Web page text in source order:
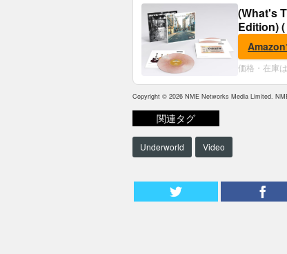
(What's
Edition)
Amazon
価格・在庫
Copyright © 2026 NME Networks Media Limited.
関連タグ
Underworld Video